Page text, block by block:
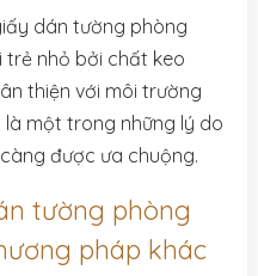
dán tường phòng
trẻ nhỏ bởi chất keo
thiện với môi trường
một trong những lý do
được ưa chuộng.
tường phòng
pháp khác